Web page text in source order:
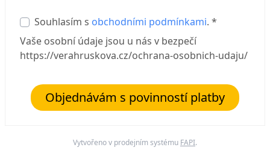
Souhlasím s obchodními podmínkami. *
Vaše osobní údaje jsou u nás v bezpečí
https://verahruskova.cz/ochrana-osobnich-udaju/
Objednávám s povinností platby
Vytvořeno v prodejním systému FAPI.